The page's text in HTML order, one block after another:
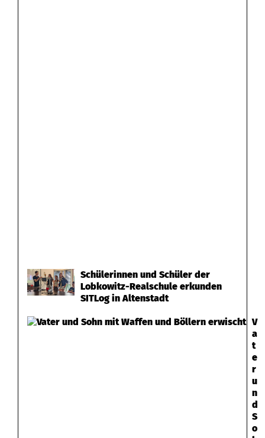
Schülerinnen und Schüler der
Lobkowitz-Realschule erkunden
SITLog in Altenstadt
V
a
t
e
r
u
n
d
S
o